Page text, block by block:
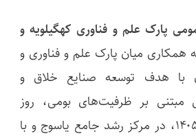
پارک علم و فناوری کهگیلویه و
همکاری میان پارک علم و فناوری و
با هدف توسعه صنایع خلاق و
مبتنی بر ظرفیت‌های بومی، روز
یکشنبه، ۷ تیرماه ۱۴۰۵، در مرکز رشد جامع یاسوج و با